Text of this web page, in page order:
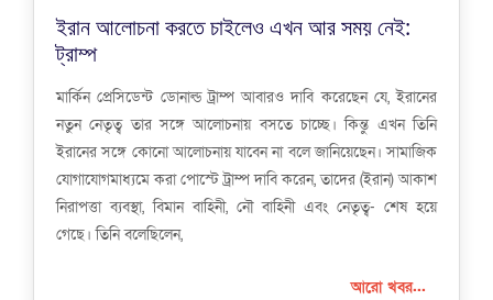
ইরান আলোচনা করতে চাইলেও এখন আর সময় নেই:
ট্রাম্প
মার্কিন প্রেসিডেন্ট ডোনাল্ড ট্রাম্প আবারও দাবি করেছেন যে, ইরানের
নতুন নেতৃত্ব তার সঙ্গে আলোচনায় বসতে চাচ্ছে। কিন্তু এখন তিনি
ইরানের সঙ্গে কোনো আলোচনায় যাবেন না বলে জানিয়েছেন। সামাজিক
যোগাযোগমাধ্যমে করা পোস্টে ট্রাম্প দাবি করেন, তাদের (ইরান) আকাশ
নিরাপত্তা ব্যবস্থা, বিমান বাহিনী, নৌ বাহিনী এবং নেতৃত্ব- শেষ হয়ে
গেছে। তিনি বলেছিলেন,
আরো খবর...